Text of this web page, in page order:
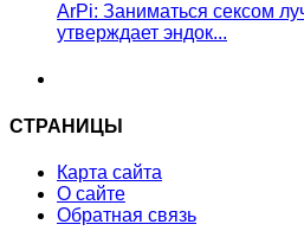
ArPi: Заниматься сексом
утверждает эндок...
СТРАНИЦЫ
Карта сайта
О сайте
Обратная связь